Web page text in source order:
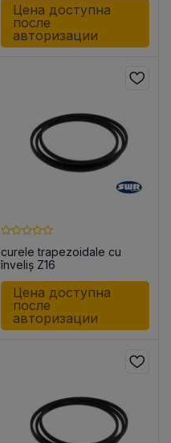
Цена доступна
после
авторизации
curele trapezoidale cu
înveliș Z16
Цена доступна
после
авторизации